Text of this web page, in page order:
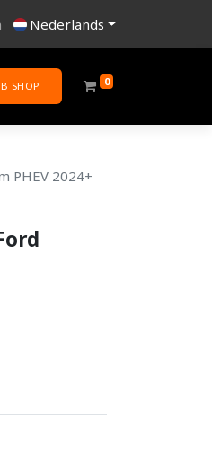
Nederlands
SHOP 0
PHEV 2024+